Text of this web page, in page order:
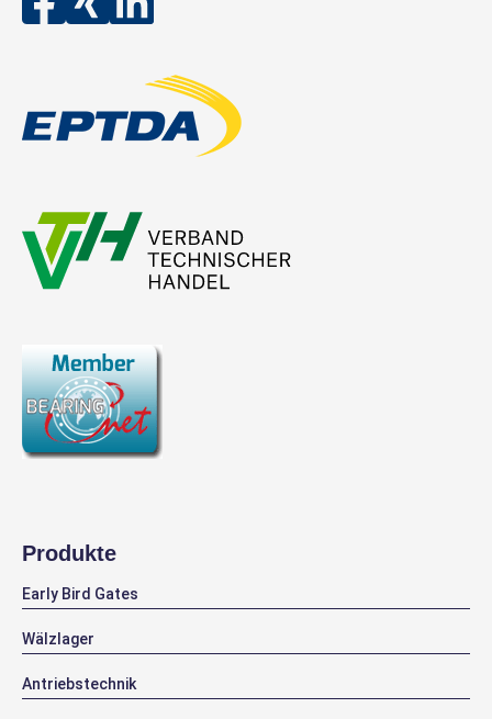
Produkte
Early Bird Gates
Wälzlager
Antriebstechnik